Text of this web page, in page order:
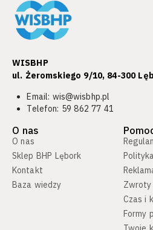
WISBHP
ul. Żeromskiego 9/10, 84-300
Email: wis@wisbhp.pl
Telefon: 59 862 77 41
O nas
O nas
Sklep BHP Lębork
Kontakt
Baza wiedzy
Zwroty
Czas i
Formy